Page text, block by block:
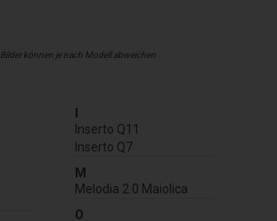
Bilder können je nach Modell abweichen
Inserto Q11
Inserto Q7
M
Melodia 2.0 Maiolica
O